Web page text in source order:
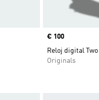
Precio
€ 100
Reloj digital Two
Originals